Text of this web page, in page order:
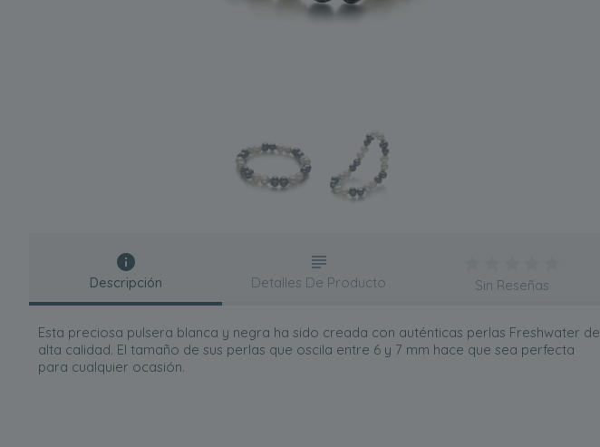
Descripción
Esta preciosa pulsera blanca y negra ha sido creada con auténticas perlas Freshwater de
alta calidad. El tamaño de sus perlas que oscila entre 6 y 7 mm hace que sea perfecta
para cualquier ocasión.
Detalles De Producto Sin Reseñas